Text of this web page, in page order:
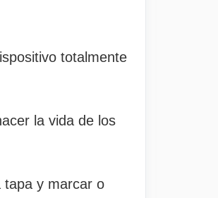
totalmente
la vida de los
tapa y marcar o